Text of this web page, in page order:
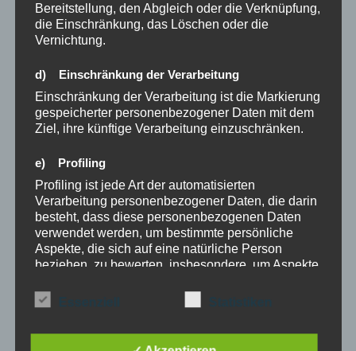
März 2023
Oktober 2022
August 2022
Februar 2022
September 2021
2 Jahre
3 Jahre
66 Tage
Bereitstellung, den Abgleich oder die Verknüpfung,
die Einschränkung, das Löschen oder die
Vernichtung.
d) Einschränkung der Verarbeitung
Einschränkung der Verarbeitung ist die Markierung
gespeicherter personenbezogener Daten mit dem
Ziel, ihre künftige Verarbeitung einzuschränken.
e) Profiling
Profiling ist jede Art der automatisierten
Verarbeitung personenbezogener Daten, die darin
besteht, dass diese personenbezogenen Daten
verwendet werden, um bestimmte persönliche
Aspekte, die sich auf eine natürliche Person
beziehen, zu bewerten, insbesondere, um Aspekte
Gesundheit, persönlicher Vorlieben, Interessen,
Zuverlässigkeit, Verhalten, Aufenthaltsort oder
analysieren oder vorherzusagen.